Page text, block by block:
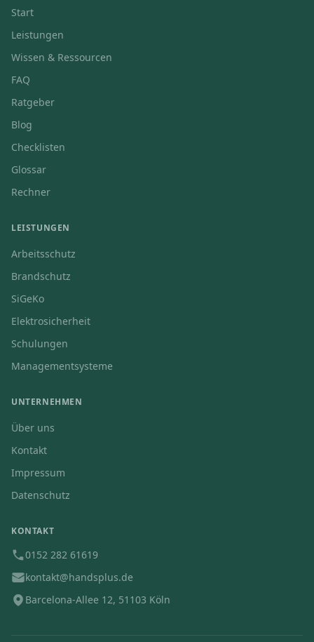
Start
Leistungen
Wissen & Ressourcen
FAQ
Ratgeber
Blog
Checklisten
Glossar
Rechner
LEISTUNGEN
Arbeitsschutz
Brandschutz
SiGeKo
Elektrosicherheit
Schulungen
Managementsysteme
UNTERNEHMEN
Über uns
Kontakt
Impressum
Datenschutz
KONTAKT
0152 282 61619
kontakt@handsplus.de
Barcelona-Allee 12, 51103 Köln